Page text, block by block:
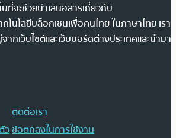
ที่จะช่วยนำเสนอสารเกี่ยวกับ
โนโลยีบล็อกเชนเพื่อคนไทย ในภาษาไทย เรา
กเว็บไซต์และเว็บบอร์ดต่างประเทศและนำมา
ติดต่อเรา
วข้อตกลงในการใช้งาน